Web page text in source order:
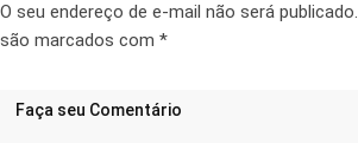
O seu endereço de e-mail não será publicado.
são marcados com *